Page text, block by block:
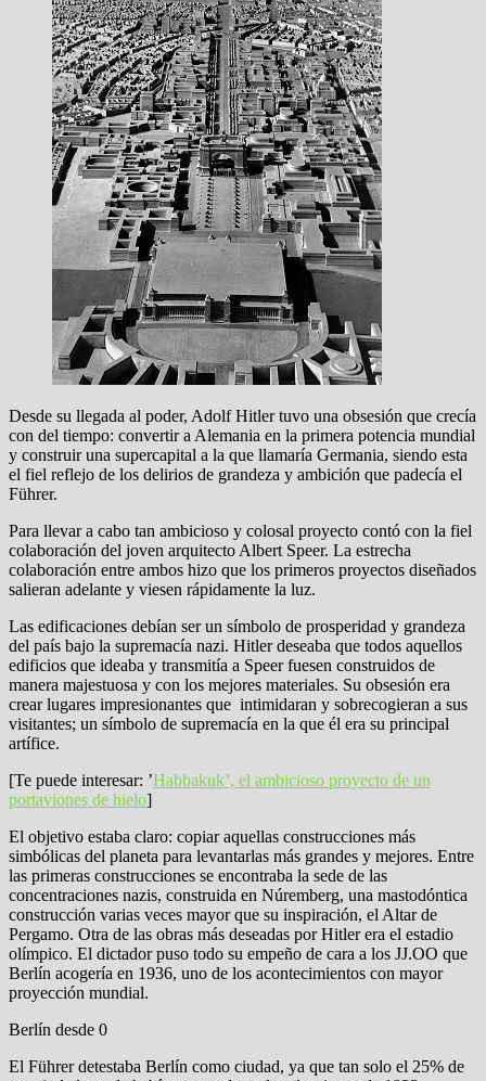
Desde su llegada al poder, Adolf Hitler tuvo una obsesión que crecía
con del tiempo: convertir a Alemania en la primera potencia mundial
y construir una supercapital a la que llamaría Germania, siendo esta
el fiel reflejo de los delirios de grandeza y ambición que padecía el
Führer.
Para llevar a cabo tan ambicioso y colosal proyecto contó con la fiel
colaboración del joven arquitecto Albert Speer. La estrecha
colaboración entre ambos hizo que los primeros proyectos diseñados
salieran adelante y viesen rápidamente la luz.
Las edificaciones debían ser un símbolo de prosperidad y grandeza
del país bajo la supremacía nazi. Hitler deseaba que todos aquellos
edificios que ideaba y transmitía a Speer fuesen construidos de
manera majestuosa y con los mejores materiales. Su obsesión era
crear lugares impresionantes que intimidaran y sobrecogieran a sus
visitantes; un símbolo de supremacía en la que él era su principal
artífice.
[Te puede interesar: ’Habbakuk’, el ambicioso proyecto de un
portaviones de hielo]
El objetivo estaba claro: copiar aquellas construcciones más
simbólicas del planeta para levantarlas más grandes y mejores. Entre
las primeras construcciones se encontraba la sede de las
concentraciones nazis, construida en Núremberg, una mastodóntica
construcción varias veces mayor que su inspiración, el Altar de
Pergamo. Otra de las obras más deseadas por Hitler era el estadio
olímpico. El dictador puso todo su empeño de cara a los JJ.OO que
Berlín acogería en 1936, uno de los acontecimientos con mayor
proyección mundial.
Berlín desde 0
El Führer detestaba Berlín como ciudad, ya que tan solo el 25% de